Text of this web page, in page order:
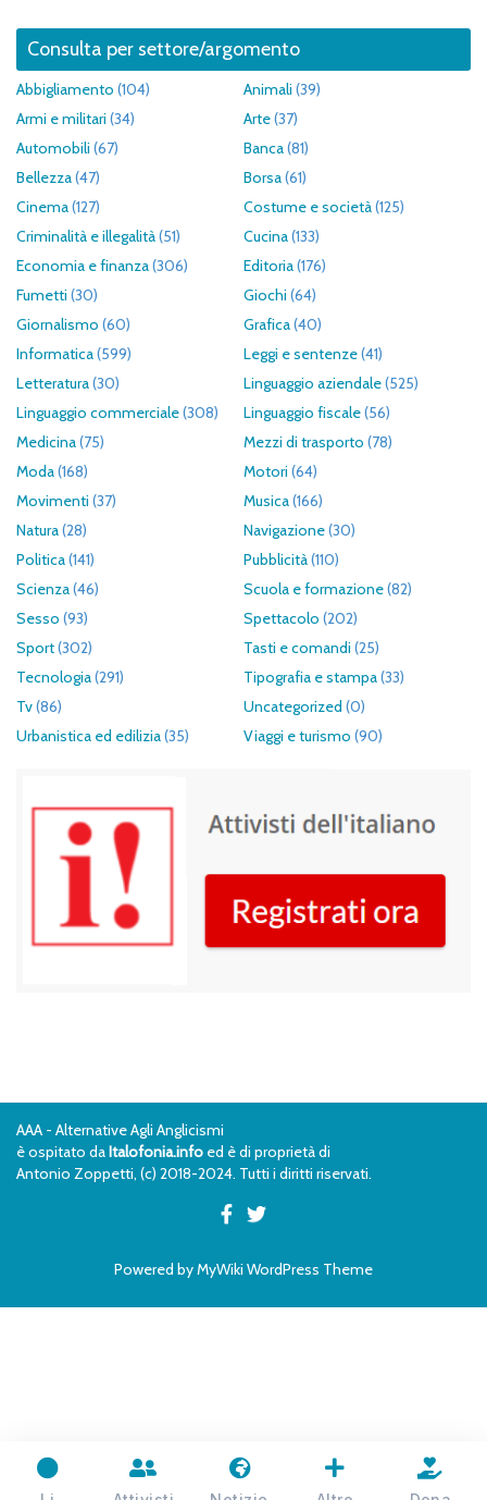
Consulta per settore/argomento
Abbigliamento (104) Animali (39)
Armi e militari (34) Arte(37)
Automobili (67) Banca(81)
Bellezza(47) Borsa(61)
Cinema(127) Costume e società(125)
Criminalità e illegalità(51) Cucina(133)
Economia e finanza(306) Editoria(176)
Fumetti (30) Giochi (64)
Giornalismo (60) Grafica(40)
Informatica(599) Leggi e sentenze(41)
Letteratura(30) Linguaggio aziendale(525)
Linguaggio commerciale(308) Linguaggio fiscale(56)
Medicina(75) Mezzi di trasporto (78)
Moda(168) Motori (64)
Movimenti (37) Musica(166)
Natura(28) Navigazione(30)
Politica(141) Pubblicità(110)
Scienza(46) Scuola e formazione(82)
Sesso (93) Spettacolo (202)
Sport(302) Tasti e comandi (25)
Tecnologia(291) Tipografia e stampa(33)
Tv(86) Uncategorized (0)
Urbanistica ed edilizia(35) Viaggi e turismo (90)
AAA - Alternative Agli Anglicismi
è ospitato daItalofonia.info ed è di proprietà di
Antonio Zoppetti, (c) 2018-2024. Tutti i diritti riservati.
Powered byMyWiki WordPress Theme